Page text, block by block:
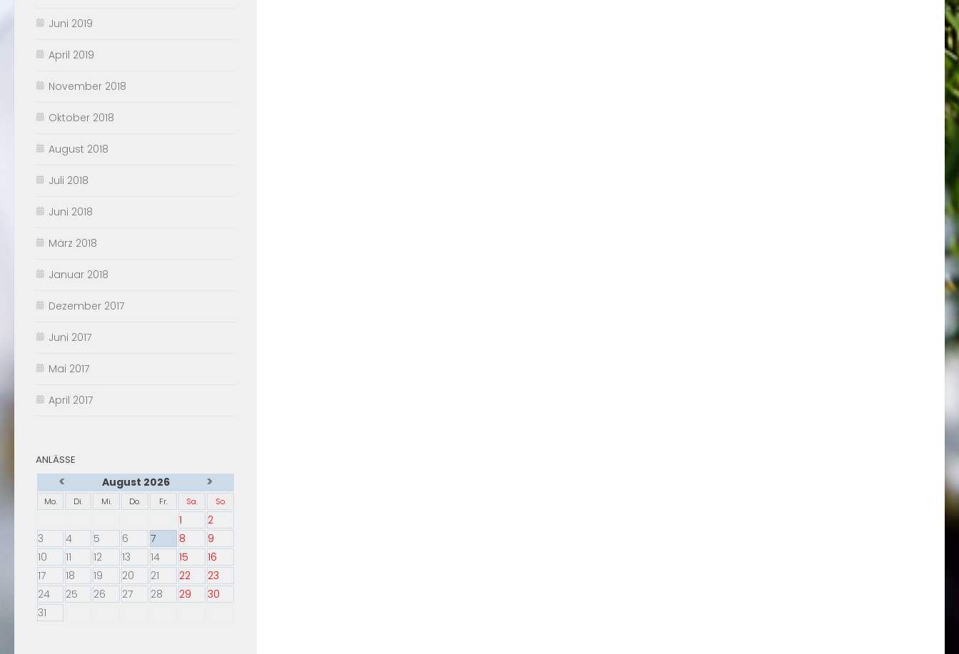
Juni 2019
April 2019
November 2018
Oktober 2018
August 2018
Juli 2018
Juni 2018
März 2018
Januar 2018
Dezember 2017
Juni 2017
Mai 2017
April 2017
ANLÄSSE
< August 2026 >
Mo. Di. Mi. Do. Fr. Sa. So.
1
2
3
4 5 6 7 8
9
10
11 12 13 14 15
16
17
18 19 20 21 22
23
24
25 26 27 28 29
30
31